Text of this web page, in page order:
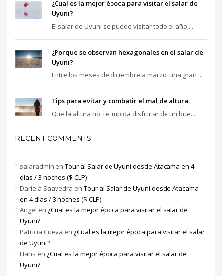
¿Cual es la mejor época para visitar el salar de
Uyuni?
El salar de Uyuni se puede visitar todo el año,...
¿Porque se observan hexagonales en el salar de
Uyuni?
Entre los meses de diciembre a marzo, una gran ...
Tips para evitar y combatir el mal de altura.
Que la altura no te impida disfrutar de un bue...
RECENT COMMENTS
salaradmin en Tour al Salar de Uyuni desde Atacama en 4
días / 3 noches ($ CLP)
Dariela Saavedra en Tour al Salar de Uyuni desde Atacama
en 4 días / 3 noches ($ CLP)
Angel en ¿Cual es la mejor época para visitar el salar de
Uyuni?
Patricia Cueva en ¿Cual es la mejor época para visitar el salar
de Uyuni?
Hans en ¿Cual es la mejor época para visitar el salar de
Uyuni?